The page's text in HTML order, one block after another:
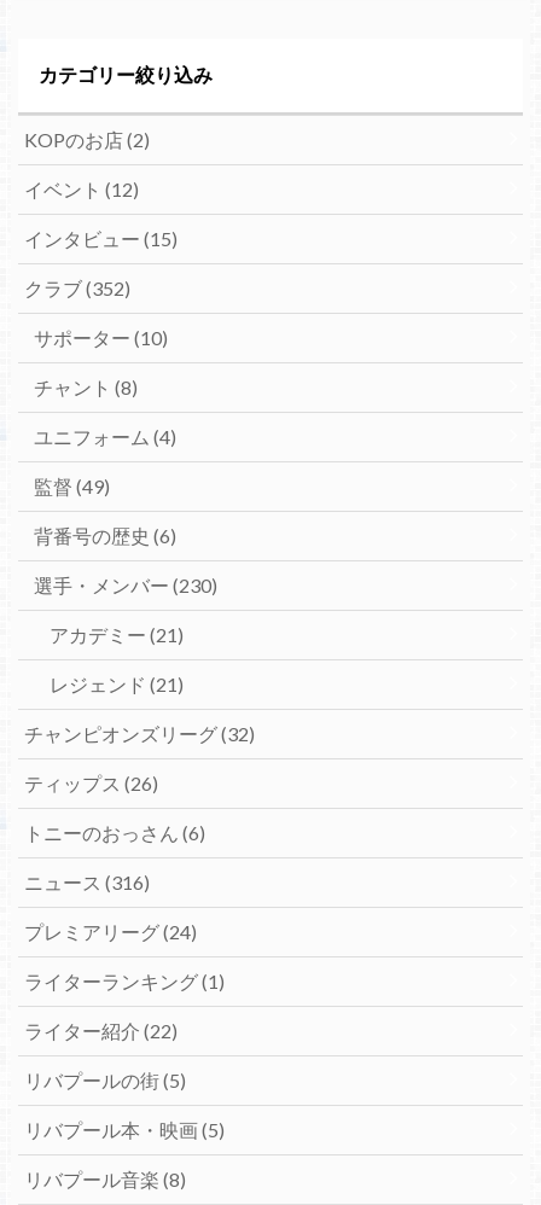
カテゴリー絞り込み
KOPのお店(2)
イベント (12)
インタビュー (15)
クラブ(352)
サポーター (10)
チャント (8)
ユニフォーム (4)
監督 (49)
背番号の歴史 (6)
選手・メンバー (230)
アカデミー (21)
レジェンド (21)
チャンピオンズリーグ(32)
ティップス (26)
トニーのおっさん (6)
ニュース (316)
プレミアリーグ(24)
ライターランキング(1)
ライター紹介 (22)
リバプールの街(5)
リバプール本・映画(5)
リバプール音楽 (8)